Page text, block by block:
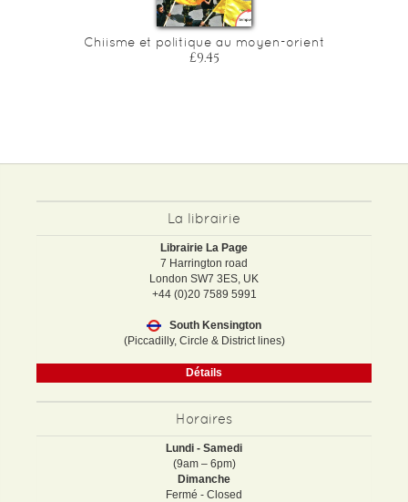
Chiisme et politique au moyen-orient
£9.45
La librairie
Librairie La Page
7 Harrington road
London SW7 3ES, UK
+44 (0)20 7589 5991
South Kensington
(Piccadilly, Circle & District lines)
Détails
Horaires
Lundi - Samedi
(9am – 6pm)
Dimanche
Fermé - Closed